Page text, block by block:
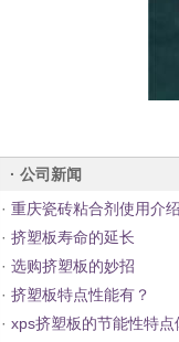
· 公司新闻
· 重庆瓷砖粘合剂使用介
· 挤塑板寿命的延长
· 选购挤塑板的妙招
· 挤塑板特点性能有？
· xps挤塑板的节能性特